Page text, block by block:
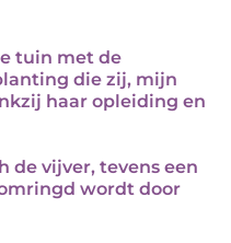
tuin met de
die zij, mijn
haar opleiding en
de vijver, tevens een
wordt door